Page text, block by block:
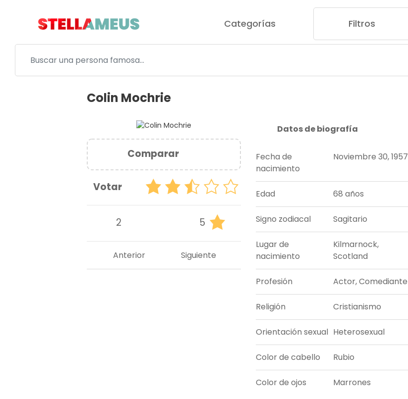
Categorías Filtros
Colin Mochrie
Comparar
Votar
2 5
Siguiente
Anterior
Datos de biografía
Fecha de
nacimiento
Noviembre 30, 1957
Edad 68 años
Signo zodiacal Sagitario
Lugar de
nacimiento
Kilmarnock,
Scotland
Profesión Actor, Comediante
Religión Cristianismo
Orientación sexual Heterosexual
Color de cabello Rubio
Color de ojos Marrones